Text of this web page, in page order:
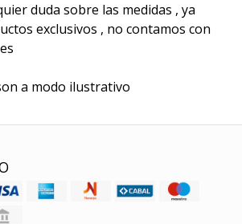
duda sobre las medidas , ya
exclusivos , no contamos con
a modo ilustrativo